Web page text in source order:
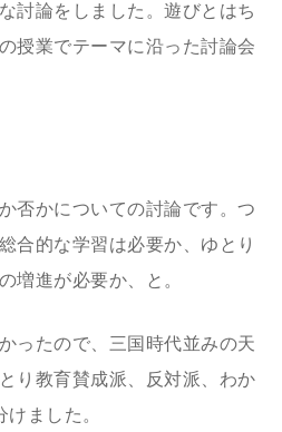
討論をしました。遊びとはち
授業でテーマに沿った討論会
否かについての討論です。つ
合的な学習は必要か、ゆとり
増進が必要か、と。
ったので、三国時代並みの天
り教育賛成派、反対派、わか
ました。